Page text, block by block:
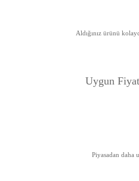
Aldığınız ürünü
Uygun
Piyasadan daha